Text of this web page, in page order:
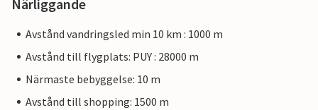
Närliggande
Avstånd vandringsled min 10 km : 1000 m
Avstånd till flygplats: PUY : 28000 m
Närmaste bebyggelse: 10 m
Avstånd till shopping: 1500 m